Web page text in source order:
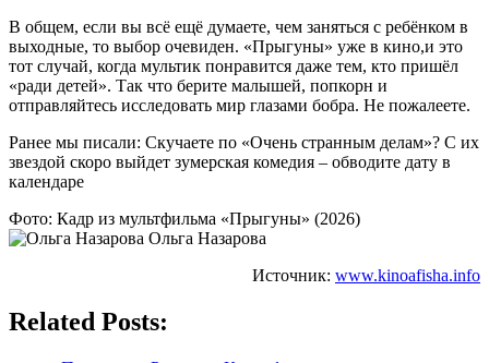
В общем, если вы всё ещё думаете, чем заняться с ребёнком в
выходные, то выбор очевиден. «Прыгуны» уже в кино,и это
тот случай, когда мультик понравится даже тем, кто пришёл
«ради детей». Так что берите малышей, попкорн и
отправляйтесь исследовать мир глазами бобра. Не пожалеете.
Ранее мы писали: Скучаете по «Очень странным делам»? С их
звездой скоро выйдет зумерская комедия – обводите дату в
календаре
Фото: Кадр из мультфильма «Прыгуны» (2026)
Ольга Назарова
Источник: www.kinoafisha.info
Related Posts: